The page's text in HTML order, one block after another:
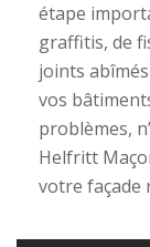
étape
graffitis, de
joints
vos
problèmes,
Helfritt
votre façade